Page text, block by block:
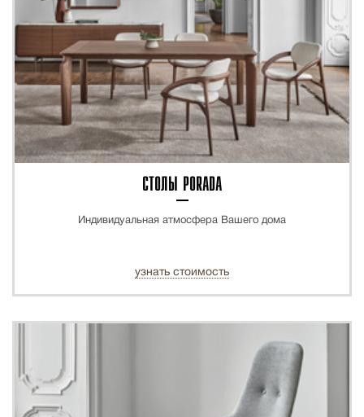
CТОЛЫ PORADA
Индивидуальная атмосфера Вашего дома
узнать стоимость